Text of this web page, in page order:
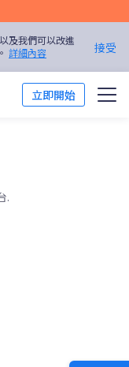
及我們可以改進
詳細內容 接受
立即開始
.